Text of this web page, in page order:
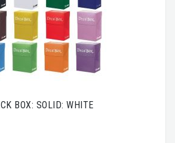
BOX: SOLID: WHITE